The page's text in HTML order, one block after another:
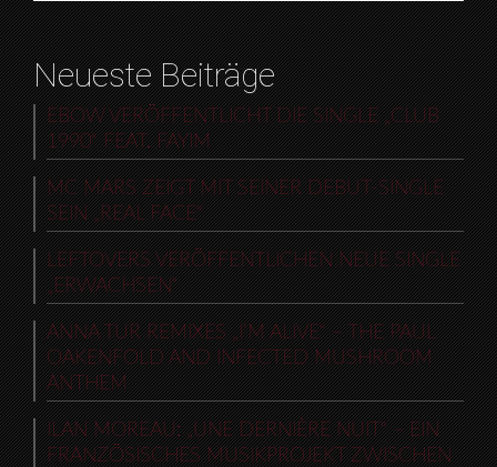
Neueste Beiträge
EBOW VERÖFFENTLICHT DIE SINGLE „CLUB
1990“ FEAT. FAYIM
MC MARS ZEIGT MIT SEINER DEBUT-SINGLE
SEIN „REAL FACE“
LEFTOVERS VERÖFFENTLICHEN NEUE SINGLE
„ERWACHSEN“
ANNA TUR REMIXES „I’M ALIVE“ – THE PAUL
OAKENFOLD AND INFECTED MUSHROOM
ANTHEM
ILAN MOREAU: „UNE DERNIÈRE NUIT“ – EIN
FRANZÖSISCHES MUSIKPROJEKT ZWISCHEN